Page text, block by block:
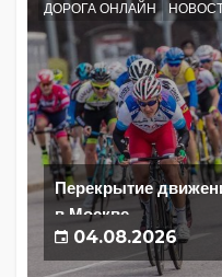
ДОРОГА ОНЛАЙН
Перекрытие
в Москве
04.08.2026